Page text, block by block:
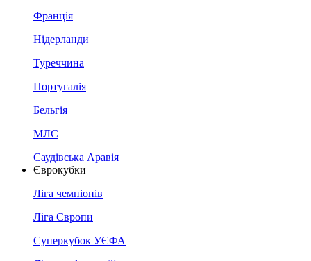
Франція
Нідерланди
Туреччина
Португалія
Бельгія
МЛС
Саудівська Аравія
Єврокубки
Ліга чемпіонів
Ліга Європи
Суперкубок УЄФА